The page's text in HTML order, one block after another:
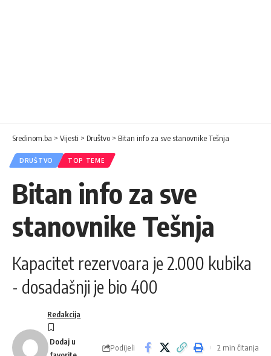
Sredinom.ba > Vijesti > Društvo > Bitan info za sve stanovnike Tešnja
DRUŠTVO TOP TEME
Bitan info za sve
stanovnike Tešnja
Kapacitet rezervoara je 2.000 kubika
- dosadašnji je bio 400
Redakcija
Podijeli 2 min čitanja